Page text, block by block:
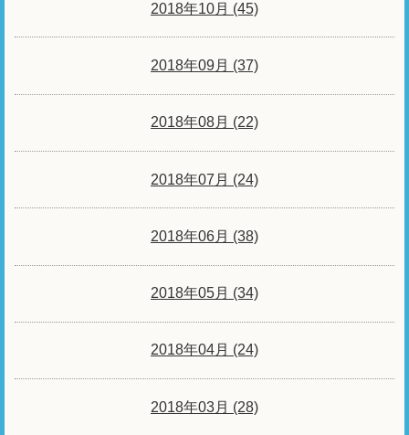
2018年10月 (45)
2018年09月 (37)
2018年08月 (22)
2018年07月 (24)
2018年06月 (38)
2018年05月 (34)
2018年04月 (24)
2018年03月 (28)